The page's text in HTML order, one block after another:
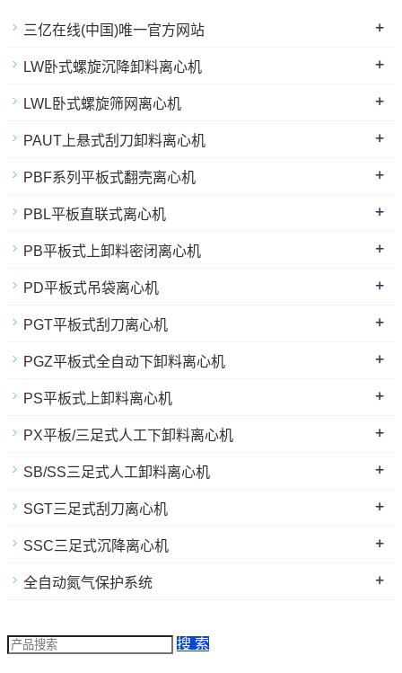
三亿在线(中国)唯一官方网站 +
LW卧式螺旋沉降卸料离心机 +
LWL卧式螺旋筛网离心机 +
PAUT上悬式刮刀卸料离心机 +
PBF系列平板式翻壳离心机 +
PBL平板直联式离心机 +
PB平板式上卸料密闭离心机 +
PD平板式吊袋离心机 +
PGT平板式刮刀离心机 +
PGZ平板式全自动下卸料离心机 +
PS平板式上卸料离心机 +
PX平板/三足式人工下卸料离心机 +
SB/SS三足式人工卸料离心机 +
SGT三足式刮刀离心机 +
SSC三足式沉降离心机 +
全自动氮气保护系统 +
搜 索